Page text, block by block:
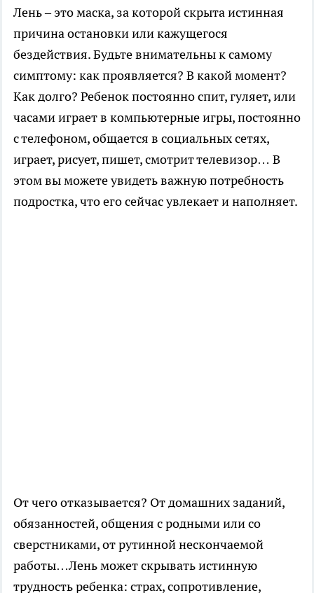
Лень – это маска, за которой скрыта истинная
причина остановки или кажущегося
бездействия. Будьте внимательны к самому
симптому: как проявляется? В какой момент?
Как долго? Ребенок постоянно спит, гуляет, или
часами играет в компьютерные игры, постоянно
с телефоном, общается в социальных сетях,
играет, рисует, пишет, смотрит телевизор… В
этом вы можете увидеть важную потребность
подростка, что его сейчас увлекает и наполняет.
От чего отказывается? От домашних заданий,
обязанностей, общения с родными или со
сверстниками, от рутинной нескончаемой
работы…Лень может скрывать истинную
трудность ребенка: страх, сопротивление,